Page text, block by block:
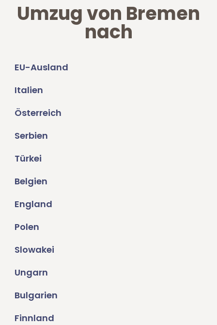
Umzug von Bremen
nach
EU-Ausland
Italien
Österreich
Serbien
Türkei
Belgien
England
Polen
Slowakei
Ungarn
Bulgarien
Finnland